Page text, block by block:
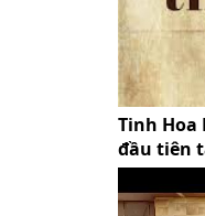
Tinh Hoa
đầu tiên